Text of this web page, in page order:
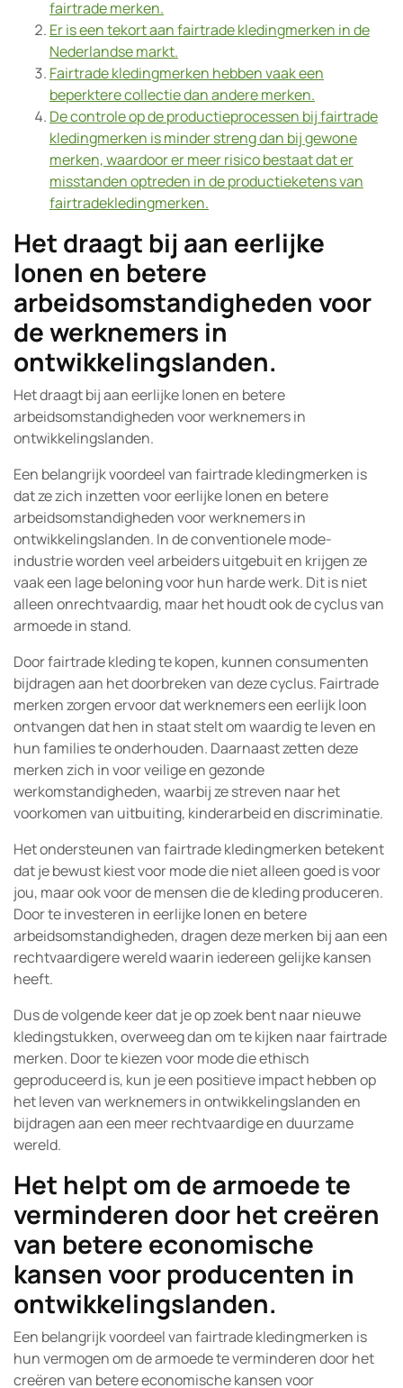
fairtrade merken.
Er is een tekort aan fairtrade kledingmerken in de
Nederlandse markt.
Fairtrade kledingmerken hebben vaak een
beperktere collectie dan andere merken.
De controle op de productieprocessen bij fairtrade
kledingmerken is minder streng dan bij gewone
merken, waardoor er meer risico bestaat dat er
misstanden optreden in de productieketens van
fairtradekledingmerken.
Het draagt bij aan eerlijke
lonen en betere
arbeidsomstandigheden voor
de werknemers in
ontwikkelingslanden.
Het draagt bij aan eerlijke lonen en betere
arbeidsomstandigheden voor werknemers in
ontwikkelingslanden.
Een belangrijk voordeel van fairtrade kledingmerken is
dat ze zich inzetten voor eerlijke lonen en betere
arbeidsomstandigheden voor werknemers in
ontwikkelingslanden. In de conventionele mode-
industrie worden veel arbeiders uitgebuit en krijgen ze
vaak een lage beloning voor hun harde werk. Dit is niet
alleen onrechtvaardig, maar het houdt ook de cyclus van
armoede in stand.
Door fairtrade kleding te kopen, kunnen consumenten
bijdragen aan het doorbreken van deze cyclus. Fairtrade
merken zorgen ervoor dat werknemers een eerlijk loon
ontvangen dat hen in staat stelt om waardig te leven en
hun families te onderhouden. Daarnaast zetten deze
merken zich in voor veilige en gezonde
werkomstandigheden, waarbij ze streven naar het
voorkomen van uitbuiting, kinderarbeid en discriminatie.
Het ondersteunen van fairtrade kledingmerken betekent
dat je bewust kiest voor mode die niet alleen goed is voor
jou, maar ook voor de mensen die de kleding produceren.
Door te investeren in eerlijke lonen en betere
arbeidsomstandigheden, dragen deze merken bij aan een
rechtvaardigere wereld waarin iedereen gelijke kansen
heeft.
Dus de volgende keer dat je op zoek bent naar nieuwe
kledingstukken, overweeg dan om te kijken naar fairtrade
merken. Door te kiezen voor mode die ethisch
geproduceerd is, kun je een positieve impact hebben op
het leven van werknemers in ontwikkelingslanden en
bijdragen aan een meer rechtvaardige en duurzame
wereld.
Het helpt om de armoede te
verminderen door het creëren
van betere economische
kansen voor producenten in
ontwikkelingslanden.
Een belangrijk voordeel van fairtrade kledingmerken is
hun vermogen om de armoede te verminderen door het
creëren van betere economische kansen voor